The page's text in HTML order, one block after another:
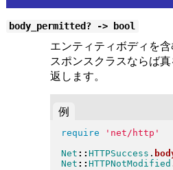
body_permitted? -> bool
エンティティボディを
スポンスクラスならば
返します。
例
require
'net/http'
Net :: HTTPSuccess .
Net :: HTTPNotModified